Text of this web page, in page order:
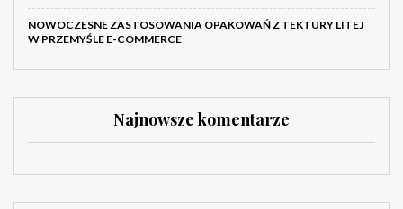
NOWOCZESNE ZASTOSOWANIA OPAKOWAŃ Z TEKTURY LITEJ
W PRZEMYŚLE E-COMMERCE
Najnowsze komentarze